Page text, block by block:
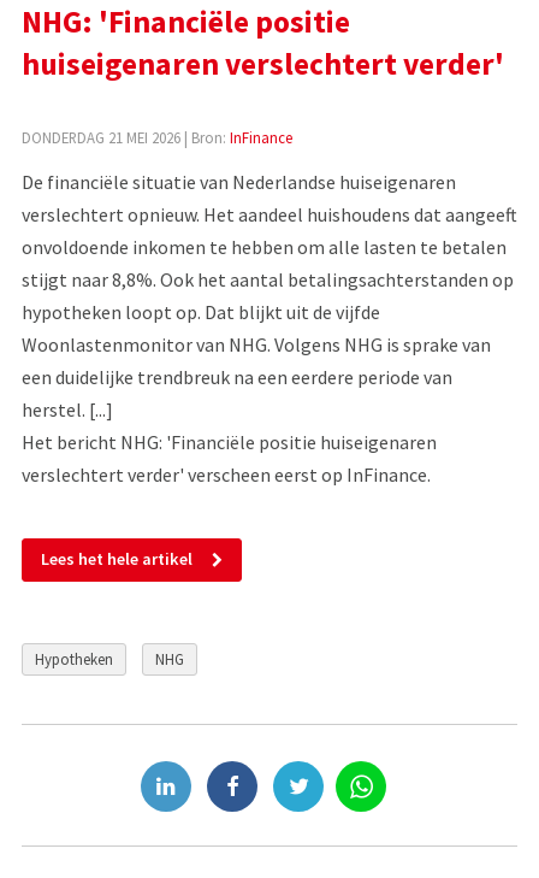
NHG: 'Financiële positie
huiseigenaren verslechtert verder'
DONDERDAG 21 MEI 2026| Bron: InFinance
De financiële situatie van Nederlandse huiseigenaren
verslechtert opnieuw. Het aandeel huishoudens dat aangeeft
onvoldoende inkomen te hebben om alle lasten te betalen
stijgt naar 8,8%. Ook het aantal betalingsachterstanden op
hypotheken loopt op. Dat blijkt uit de vijfde
Woonlastenmonitor van NHG. Volgens NHG is sprake van
een duidelijke trendbreuk na een eerdere periode van
herstel. [...]
Het bericht NHG: 'Financiële positie huiseigenaren
verslechtert verder' verscheen eerst op InFinance.
Lees het hele artikel
Hypotheken NHG